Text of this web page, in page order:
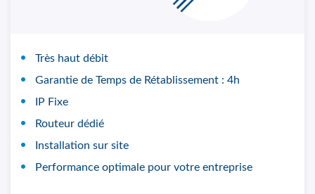
Très haut débit
Garantie de Temps de Rétablissement : 4h
IP Fixe
Routeur dédié
Installation sur site
Performance optimale pour votre entreprise